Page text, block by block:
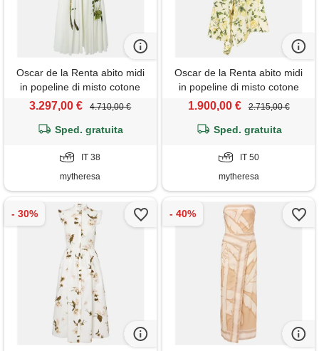
Oscar de la Renta abito midi
in popeline di misto cotone
3.297,00 € 4.710,00 €
Sped. gratuita
IT 38
mytheresa
Oscar de la Renta abito midi
in popeline di misto cotone
1.900,00 € 2.715,00 €
Sped. gratuita
IT 50
mytheresa